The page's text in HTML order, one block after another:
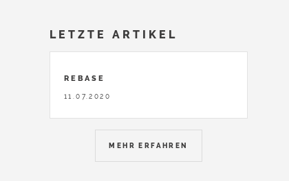
LETZTE ARTIKEL
REBASE
11.07.2020
MEHR ERFAHREN